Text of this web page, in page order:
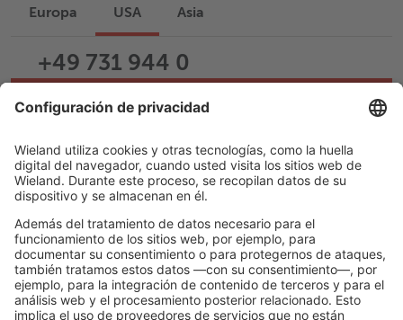
Europa USA Asia
+49 731 944 0
Escribir un correo
Help & Support
Career
LEGAL LINKS